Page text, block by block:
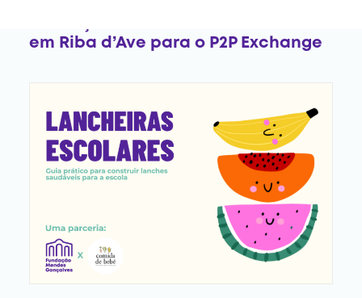
em Riba d’Ave para o P2P Exchange